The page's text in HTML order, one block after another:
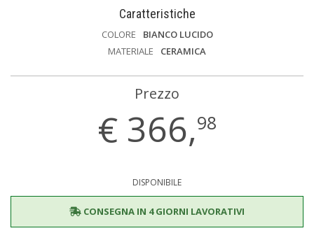
Caratteristiche
COLORE
BIANCO LUCIDO
MATERIALE
CERAMICA
Prezzo
€ 366,98
DISPONIBILE
CONSEGNA IN 4 GIORNI LAVORATIVI